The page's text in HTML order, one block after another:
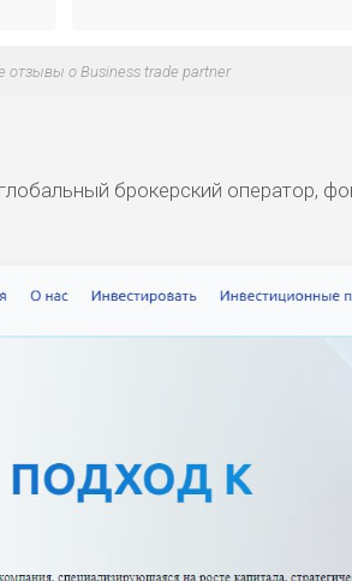
отзывы о Business trade partner
брокерский оператор,